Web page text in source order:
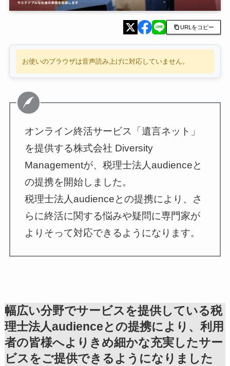
URLをコピー
お使いのブラウザは音声読み上げに対応していません。
オンライン終活サービス「遺言ネット」
を提供する株式会社 Diversity
Managementが、税理士法人audienceと
の提携を開始しました。
税理士法人audienceとの提携により、さ
らに終活に関する悩みや疑問に専門家が
よりそって対応できるようになります。
幅広い分野でサービスを提供している税
理士法人audienceとの提携により、利用
者の皆様へよりきめ細かな充実したサー
ビスをご提供できるようになりました